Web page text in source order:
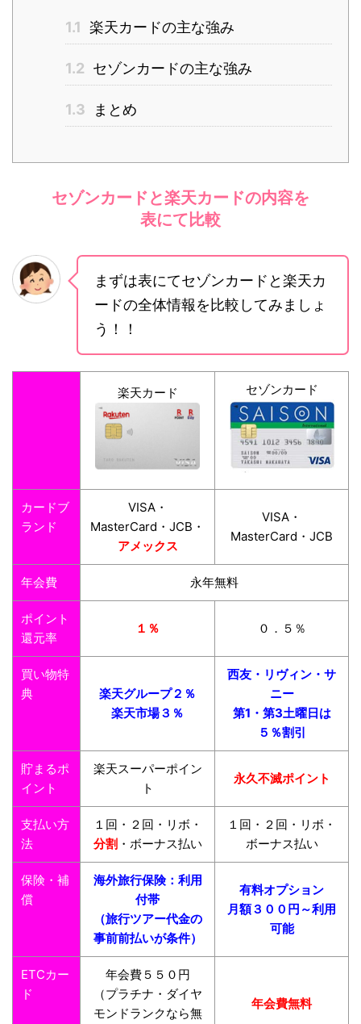
1.1 楽天カードの主な強み
1.2 セゾンカードの主な強み
1.3 まとめ
セゾンカードと楽天カードの内容を
表にて比較
まずは表にてセゾンカードと楽天カ
ードの全体情報を比較してみましょ
う！！
楽天カード セゾンカード
カードブ
ランド
VISA・
MasterCard・JCB・
アメックス
VISA・
MasterCard・JCB
年会費 永年無料
ポイント
還元率
１％ ０．５％
買い物特
典
楽天グループ２％
楽天市場３％
西友・リヴィン・サ
ニー
第1・第3土曜日は
５％割引
貯まるポ
イント
楽天スーパーポイン
ト
永久不滅ポイント
支払い方
法
１回・２回・リボ・
分割 ・ボーナス払い
１回・２回・リボ・
ボーナス払い
保険・補
償
海外旅行保険：利用
付帯
（旅行ツアー代金の
事前前払いが条件）
有料オプション
月額３００円～利用
可能
ETCカー
ド
年会費５５０円
（プラチナ・ダイヤ
モンドランクなら無
年会費無料